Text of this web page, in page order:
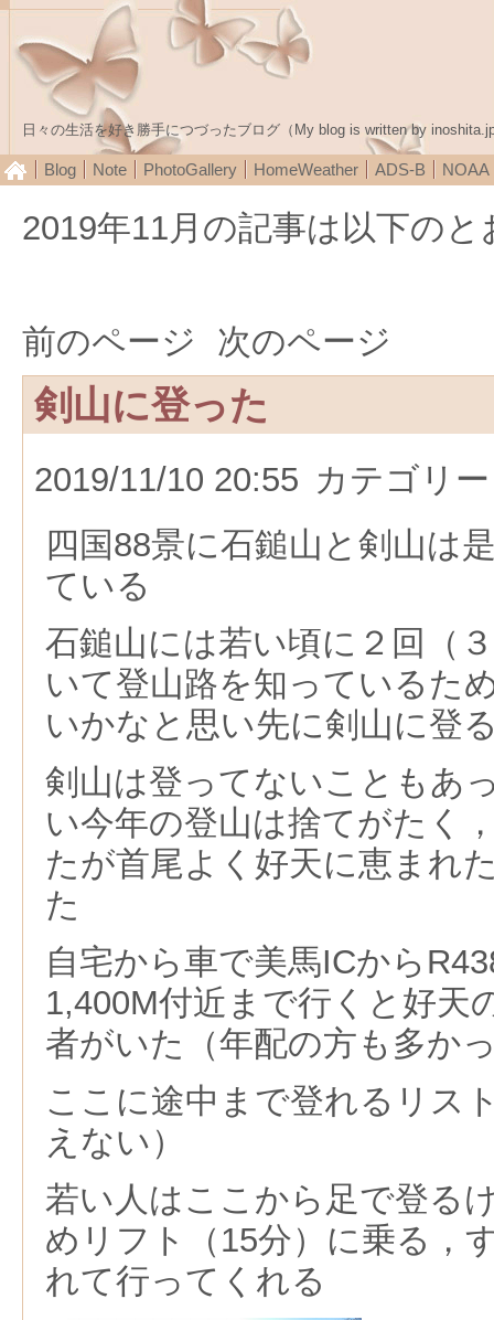
日々の生活を好き勝手につづったブログ（My blog is written by
Blog Note PhotoGallery HomeWeather ADS-B NOAA
2019年11月の記事は以下の
前のページ 次のページ
剣山に登った
2019/11/10 20:55 カテゴリ
四国88景に石鎚山と剣山は
ている
石鎚山には若い頃に２回（
いて登山路を知っているた
いかなと思い先に剣山に登
剣山は登ってないこともあ
い今年の登山は捨てがたく
たが首尾よく好天に恵まれ
た
自宅から車で美馬ICから
1,400M付近まで行くと好天
者がいた（年配の方も多か
ここに途中まで登れるリス
えない）
若い人はここから足で登る
めリフト（15分）に乗る，
れて行ってくれる